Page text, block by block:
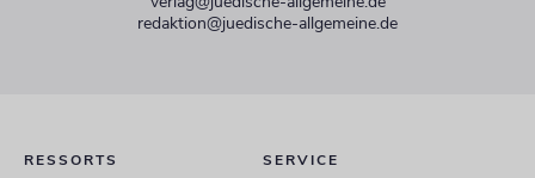
redaktion@juedische-allgemeine.de
RESSORTS SERVICE